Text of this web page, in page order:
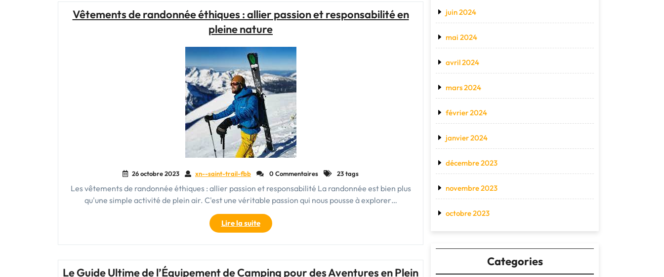
des
aventures
dans
la
nature"
Vêtements de randonnée éthiques : allier passion et responsabilité en
pleine nature
26 octobre 2023 xn--saint-trail-fbb 0 Commentaires 23 tags
Les vêtements de randonnée éthiques : allier passion et responsabilité La randonnée est bien plus
qu'une simple activité de plein air. C'est une véritable passion qui nous pousse à explorer…
Lire la suite"Vêtements
de
randonnée
Le Guide Ultime de l’Équipement de Camping pour des Aventures en Plein
juin 2024
mai 2024
avril 2024
mars 2024
février 2024
janvier 2024
décembre 2023
novembre 2023
octobre 2023
Categories